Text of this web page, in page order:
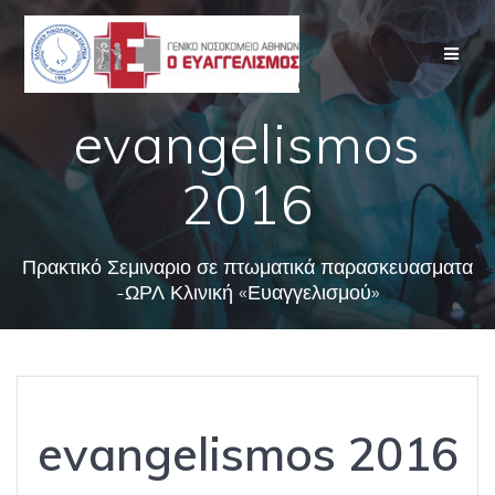
Skip
content
evangelismos
2016
Πρακτικό Σεμιναριο σε πτωματικά παρασκευασματα
-ΩΡΛ Κλινική «Ευαγγελισμού»
evangelismos 2016